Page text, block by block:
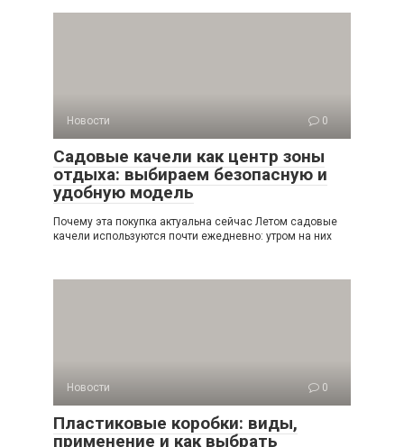
Новости 0
Садовые качели как центр зоны
отдыха: выбираем безопасную и
удобную модель
Почему эта покупка актуальна сейчас Летом садовые
качели используются почти ежедневно: утром на них
Новости 0
Пластиковые коробки: виды,
применение и как выбрать